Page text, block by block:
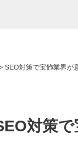
SEO対策で宝飾業界が
対策